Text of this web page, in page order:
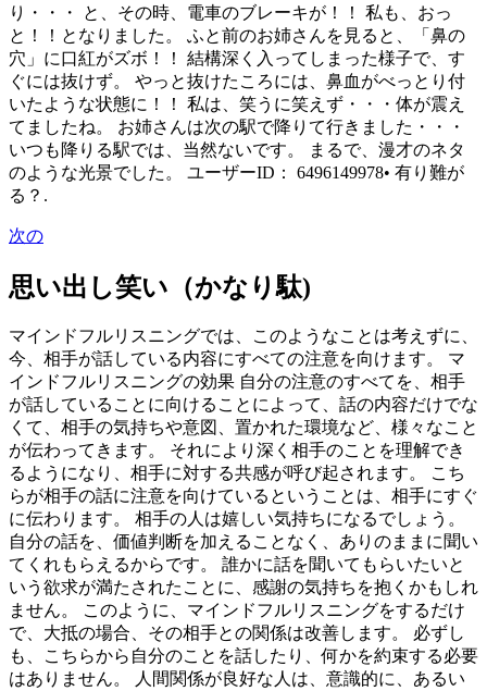
り・・・ と、その時、電車のブレーキが！！ 私も、おっ
と！！となりました。 ふと前のお姉さんを見ると、「鼻の
穴」に口紅がズボ！！ 結構深く入ってしまった様子で、す
ぐには抜けず。 やっと抜けたころには、鼻血がべっとり付
いたような状態に！！ 私は、笑うに笑えず・・・体が震え
てましたね。 お姉さんは次の駅で降りて行きました・・・
いつも降りる駅では、当然ないです。 まるで、漫才のネタ
のような光景でした。 ユーザーID： 6496149978• 有り難が
る？.
次の
思い出し笑い（かなり駄)
マインドフルリスニングでは、このようなことは考えずに、
今、相手が話している内容にすべての注意を向けます。 マ
インドフルリスニングの効果 自分の注意のすべてを、相手
が話していることに向けることによって、話の内容だけでな
くて、相手の気持ちや意図、置かれた環境など、様々なこと
が伝わってきます。 それにより深く相手のことを理解でき
るようになり、相手に対する共感が呼び起されます。 こち
らが相手の話に注意を向けているということは、相手にすぐ
に伝わります。 相手の人は嬉しい気持ちになるでしょう。
自分の話を、価値判断を加えることなく、ありのままに聞い
てくれもらえるからです。 誰かに話を聞いてもらいたいと
いう欲求が満たされたことに、感謝の気持ちを抱くかもしれ
ません。 このように、マインドフルリスニングをするだけ
で、大抵の場合、その相手との関係は改善します。 必ずし
も、こちらから自分のことを話したり、何かを約束する必要
はありません。 人間関係が良好な人は、意識的に、あるい